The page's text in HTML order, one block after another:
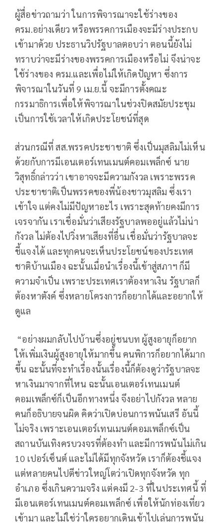
ผู้สื่อข่าวถามว่า ในการพิจารณาจะใช้ร่างของ
ครม.อย่างเดียว หรือพรรคการเมืองจะมีร่างประกบ
เข้ามาด้วย ประธานวิปรัฐบาลตอบว่า ตอนนี้ยังไม่
ทราบว่าจะมีร่างของพรรคการเมืองหรือไม่ จึงน่าจะ
ใช้ร่างของ ครม.และเพื่อไม่ให้เกิดปัญหา ซึ่งการ
พิจารณาในวันที่ 9 เม.ย.นี้ จะมีการตั้งคณะ
กรรมาธิการเพื่อให้พิจารณาในช่วงปิดสมัยประชุม
เป็นการใช้เวลาให้เกิดประโยชน์ที่สุด
ส่วนกรณีที่ สส.พรรคประชาชาติ ซึ่งเป็นมุสลิมไม่เห็น
ด้วยกับการมีเอนเตอร์เทนเมนต์คอมเพล็กซ์ นาย
วิสุทธิ์กล่าวว่า เขาอาจจะมีความกังวล เพราะพรรค
ประชาชาติเป็นพรรคของพี่น้องชาวมุสลิม ซึ่งเรา
เข้าใจ แต่คงไม่มีปัญหาอะไร เพราะสุดท้ายคงมีการ
เจรจากัน เราเชื่อมั่นว่าเสียงรัฐบาลพออยู่แล้วไม่น่า
กังวล ไม่ต้องไปวิ่งหาเสียงที่อื่น เชื่อมั่นว่ารัฐบาลจะ
ชี้แจงได้ และทุกคนจะเห็นประโยชน์ของประเทศ
ชาติบ้านเมือง ฉะนั้นเมื่อนำเรื่องนี้เข้าสู่สภาฯ ก็มี
ความจำเป็น เพราะประเทศเราต้องหาเงิน รัฐบาลก็
ต้องหาตังค์​ ซึ่งหลายโครงการก็อยากได้และอยากให้
ดูแล
“อย่างผมกลับไปบ้านซึ่งอยู่ชนบท ผู้สูงอายุก็อยาก
ให้เพิ่มเงินผู้สูงอายุให้มากขึ้น คนพิการก็อยากได้มาก
ขึ้น ฉะนั้นที่จะทำเรื่องนั้นเรื่องนี้ก็ต้องดูว่ารัฐบาลจะ
หาเงินมาจากที่ไหน ฉะนั้นเอนเตอร์เทนเมนต์
คอมเพล็กซ์ก็เป็นอีกทางหนึ่ง จึงอย่าไปกังวล หลาย
คนก็อธิบายจนผิด คิดว่าเปิดบ่อนการพนันเสรี อันนี้
ไม่จริง เพราะเอนเตอร์เทนเมนต์คอมเพล็กซ์เป็น
สถานบันเทิงครบวงจรที่ต้องทำ และมีการพนันไม่เกิน
10 เปอร์เซ็นต์ และไม่ได้มีทุกจังหวัด เราก็ต้องชี้แจง
แต่หลายคนไปตีข่าวใหญ่โตว่าเปิดทุกจังหวัด ทุก
อำเภอ ซึ่งเกินความจริง แต่คงมี 2-3 ที่ในประเทศนี้ ที่
มีเอนเตอร์เทนเมนต์คอมเพล็กซ์ เพื่อให้นักท่องเที่ยว
เข้ามา และไม่ใช่ว่าใครอยากเดินเข้าไปเล่นการพนัน